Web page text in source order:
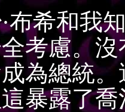
和我知
考慮。
為總統
暴露了喬